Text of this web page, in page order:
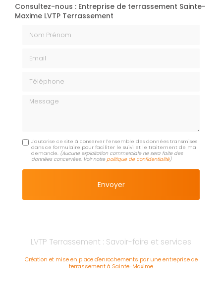
Consultez-nous : Entreprise de terrassement Sainte-
Maxime LVTP Terrassement
Message
J'autorise ce site à conserver l'ensemble des données transmises
dans ce formulaire pour faciliter le suivi et le traitement de ma
demande. (Aucune exploitation commerciale ne sera faite des
données concervées. Voir notrepolitique de confidentialité)
LVTP Terrassement : Savoir-faire et services
Création et mise en place d'enrochements par une entreprise de
terrassement à Sainte-Maxime